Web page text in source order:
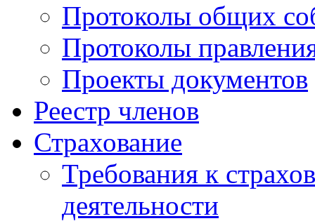
Протоколы общих
Протоколы
Проекты документов
Реестр членов
Страхование
Требования к
деятельности